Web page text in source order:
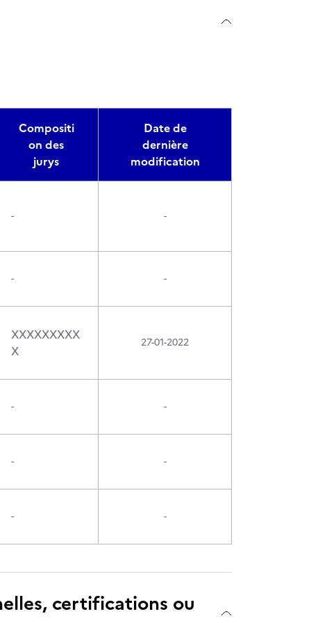
Compositi
on des
jurys
Date de
dernière
modification
- -
- -
XXXXXXXXX
X
27-01-2022
- -
- -
- -
certifications ou